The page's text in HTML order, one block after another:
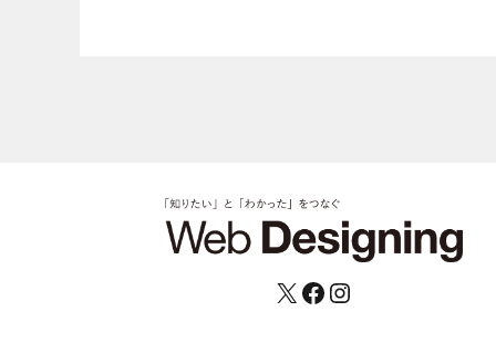
X Facebook Instagram